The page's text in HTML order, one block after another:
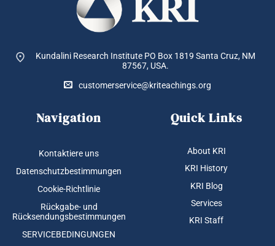
Kundalini Research Institute PO Box 1819 Santa Cruz, NM
87567, USA.
customerservice@kriteachings.org
Navigation
Kontaktiere uns
Datenschutzbestimmungen
Cookie-Richtlinie
Rückgabe- und
Rücksendungsbestimmungen
SERVICEBEDINGUNGEN
Quick Links
About KRI
KRI History
KRI Blog
Services
KRI Staff